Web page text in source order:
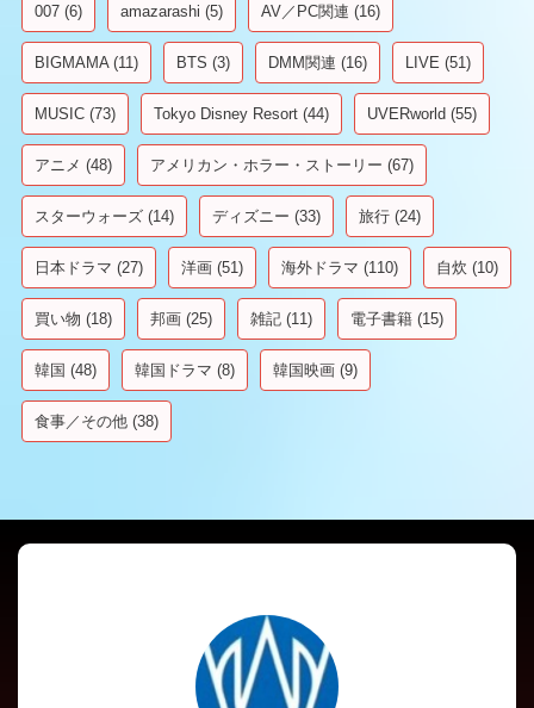
007 (6) amazarashi (5) AV／PC関連 (16)
BIGMAMA (11) BTS (3) DMM関連 (16) LIVE (51)
MUSIC (73) Tokyo Disney Resort (44) UVERworld (55)
アニメ (48) アメリカン・ホラー・ストーリー (67)
スターウォーズ (14) ディズニー (33) 旅行 (24)
日本ドラマ (27) 洋画 (51) 海外ドラマ (110) 自炊 (10)
買い物 (18) 邦画 (25) 雑記 (11) 電子書籍 (15)
韓国 (48) 韓国ドラマ (8) 韓国映画 (9)
食事／その他 (38)